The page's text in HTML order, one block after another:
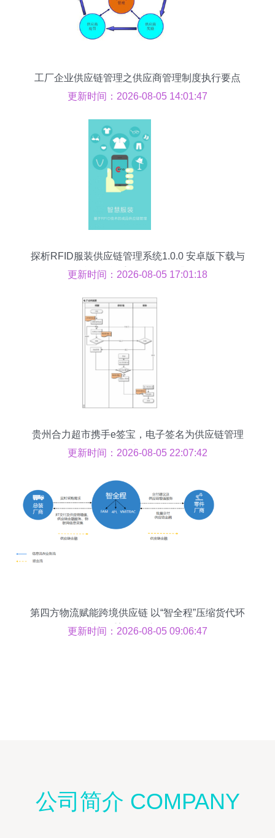
工厂企业供应链管理之供应商管理制度执行要点
更新时间：2026-08-05 14:01:47
探析RFID服装供应链管理系统1.0.0 安卓版下载与
赋能红鼠手游网的服务升级
更新时间：2026-08-05 17:01:18
贵州合力超市携手e签宝，电子签名为供应链管理
减负
更新时间：2026-08-05 22:07:42
第四方物流赋能跨境供应链 以“智全程”压缩货代环
节，重塑整体交付价值
更新时间：2026-08-05 09:06:47
公司简介 COMPANY